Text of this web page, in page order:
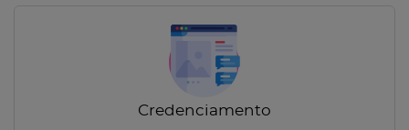
Credenciamento